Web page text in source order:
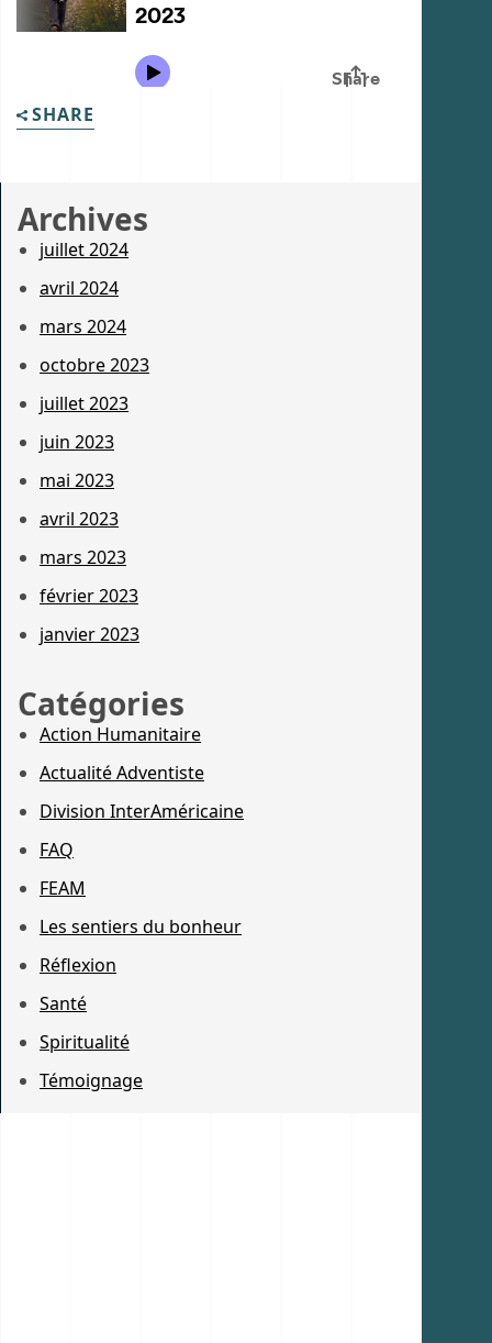
SHARE
Archives
juillet 2024
avril 2024
mars 2024
octobre 2023
juillet 2023
juin 2023
mai 2023
avril 2023
mars 2023
février 2023
janvier 2023
Catégories
Action Humanitaire
Actualité Adventiste
Division InterAméricaine
FAQ
FEAM
Les sentiers du bonheur
Réflexion
Santé
Spiritualité
Témoignage